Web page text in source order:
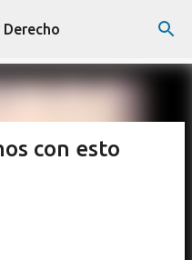
principal
Derecho
con esto